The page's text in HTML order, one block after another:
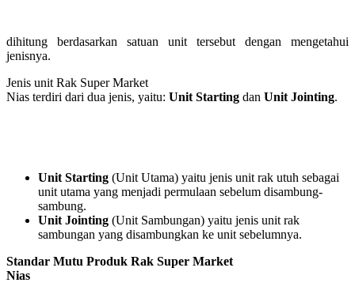
dihitung berdasarkan satuan unit tersebut dengan mengetahui
jenisnya.
Jenis unit Rak Super Market
Nias terdiri dari dua jenis, yaitu: Unit Starting dan Unit Jointing.
Unit Starting (Unit Utama) yaitu jenis unit rak utuh sebagai
unit utama yang menjadi permulaan sebelum disambung-
sambung.
Unit Jointing (Unit Sambungan) yaitu jenis unit rak
sambungan yang disambungkan ke unit sebelumnya.
Standar Mutu Produk Rak Super Market
Nias